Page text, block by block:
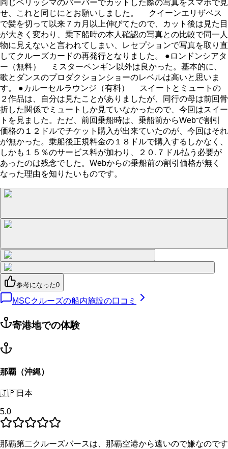
同じベリッシマのバーバーでカットした際の写真をスマホで見
せ、これと同じにとお願いしました。 クイーンエリザベス
で髪を切って以来７カ月以上伸びてたので、カット後は見た目
が大きく変わり、乗下船時の本人確認の写真との比較で同一人
物に見えないと言われてしまい、レセプションで写真を取り直
してクルーズカードの再発行となりました。 ●ロンドンシアタ
ー（無料） ミスターペンギン以外は良かった。基本的に、
歌とダンスのプロダクションショーのレベルは高いと思いま
す。 ●カルーセルラウンジ（有料） スイートとミュートの
２作品は、自分は見たことがありましたが、同行の母は前回骨
折した関係でミュートしか見ていなかったので、今回はスイー
トを見ました。ただ、前回乗船時は、乗船前からWebで割引
価格の１２ドルでチケット購入が出来ていたのが、今回はそれ
が無かった。乗船後正規料金の１８ドルで購入するしかなく、
しかも１５％のサービス料が加わり、２０.７ドル払う必要が
あったのは残念でした。Webからの乗船前の割引価格が無く
なった理由を知りたいものです。
参考になった0
MSCクルーズの船内施設の口コミ
寄港地での体験
那覇（沖縄）
🇯🇵日本
5.0
那覇第二クルーズバースは、那覇空港から遠いので嫌なのです